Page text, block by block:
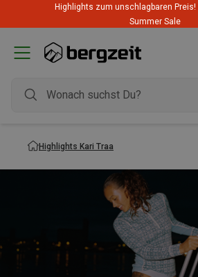
Highlights zum unschlagbaren Preis!
Summer Sale
Highlights Kari Traa